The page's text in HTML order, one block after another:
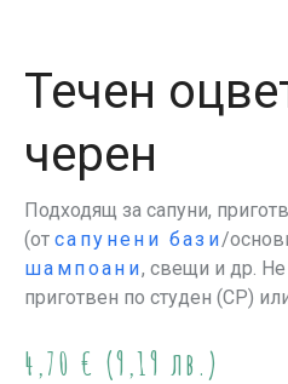
Течен
черен
Подходящ за сапуни,
(от сапунени бази/
шампоани, свещи и др. Не
приготвен по студен (СР)
4,70 € (9,19 лв.)